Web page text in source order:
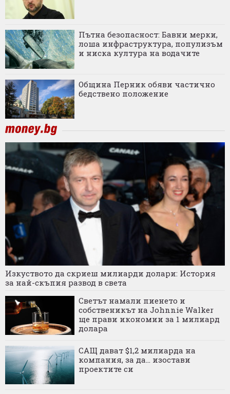
Пътна безопасност: Бавни мерки,
лоша инфраструктура, популизъм
и ниска култура на водачите
Община Перник обяви частично
бедствено положение
Изкуството да скриеш милиарди долари: История
за най-скъпия развод в света
Светът намали пиенето и
собственикът на Johnnie Walker
ще прави икономии за 1 милиард
долара
САЩ дават $1,2 милиарда на
компания, за да... изостави
проектите си